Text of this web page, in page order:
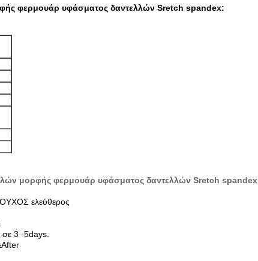
φερμουάρ υφάσματος δαντελλών Sretch spandex:
μορφής φερμουάρ υφάσματος δαντελλών Sretch spandex
ελεύθερος
3 -5days.